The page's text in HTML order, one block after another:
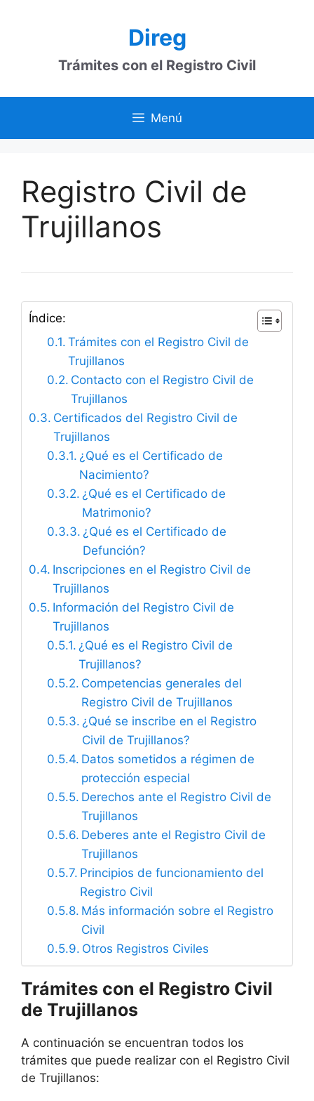
Direg
Trámites con el Registro Civil
Menú
Registro Civil de
Trujillanos
Índice:
Trámites con el Registro Civil de
Trujillanos
Contacto con el Registro Civil de
Trujillanos
Certificados del Registro Civil de
Trujillanos
¿Qué es el Certificado de
Nacimiento?
¿Qué es el Certificado de
Matrimonio?
¿Qué es el Certificado de
Defunción?
Inscripciones en el Registro Civil de
Trujillanos
Información del Registro Civil de
Trujillanos
¿Qué es el Registro Civil de
Trujillanos?
Competencias generales del
Registro Civil de Trujillanos
¿Qué se inscribe en el Registro
Civil de Trujillanos?
Datos sometidos a régimen de
protección especial
Derechos ante el Registro Civil de
Trujillanos
Deberes ante el Registro Civil de
Trujillanos
Principios de funcionamiento del
Registro Civil
Más información sobre el Registro
Civil
Otros Registros Civiles
Trámites con el Registro Civil
de Trujillanos
A continuación se encuentran todos los
trámites que puede realizar con el Registro Civil
de Trujillanos: